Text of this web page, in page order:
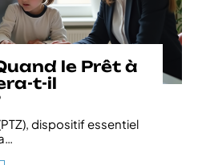
le Prêt à
t-il
dispositif essentiel
…